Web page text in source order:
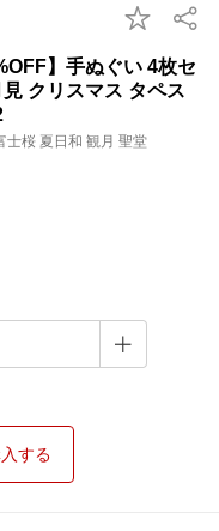
】手ぬぐい 4枚セ
クリスマス タペス
士桜 夏日和 観月 聖堂
する